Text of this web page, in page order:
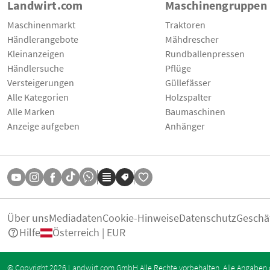
Landwirt.com
Maschinenmarkt
Händlerangebote
Kleinanzeigen
Händlersuche
Versteigerungen
Alle Kategorien
Alle Marken
Anzeige aufgeben
Maschinengruppen
Traktoren
Mähdrescher
Rundballenpressen
Pflüge
Güllefässer
Holzspalter
Baumaschinen
Anhänger
Über unsMediadatenCookie-HinweiseDatenschutz
Hilfe
Österreich | EUR
© Copyright 2026 Landwirt.com GmbH Alle Rechte vorbehalten. Alle